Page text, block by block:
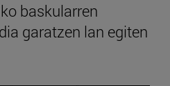
baskularren
garatzen lan egiten